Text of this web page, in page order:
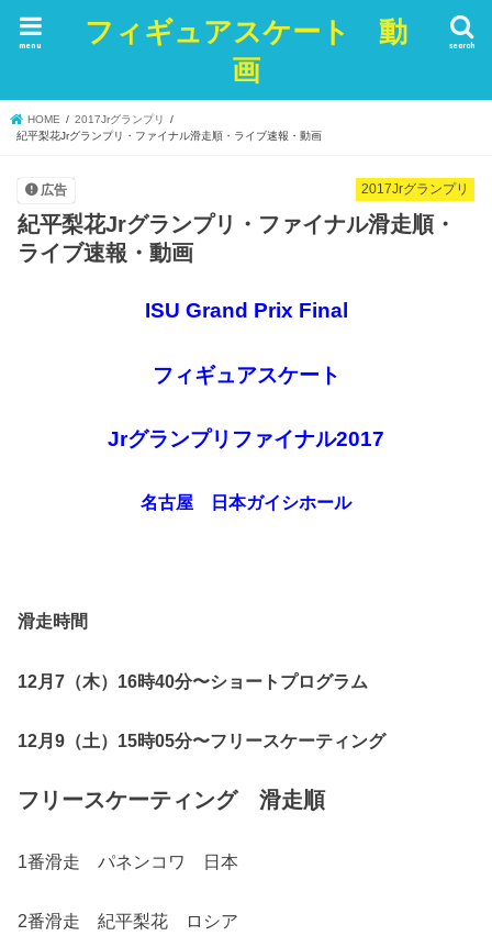
フィギュアスケート 動
画
search
menu
HOME
2017Jrグランプリ
紀平梨花Jrグランプリ・ファイナル滑走順・ライブ速報・動画
2017Jrグランプリ
広告
紀平梨花Jrグランプリ・ファイナル滑走順・
ライブ速報・動画
ISU Grand Prix Final
フィギュアスケート
Jrグランプリファイナル2017
名古屋 日本ガイシホール
滑走時間
12月7（木）16時40分〜ショートプログラム
12月9（土）15時05分〜フリースケーティング
フリースケーティング 滑走順
1番滑走 パネンコワ 日本
2番滑走 紀平梨花 ロシア